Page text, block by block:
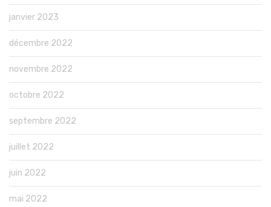
janvier 2023
décembre 2022
novembre 2022
octobre 2022
septembre 2022
juillet 2022
juin 2022
mai 2022